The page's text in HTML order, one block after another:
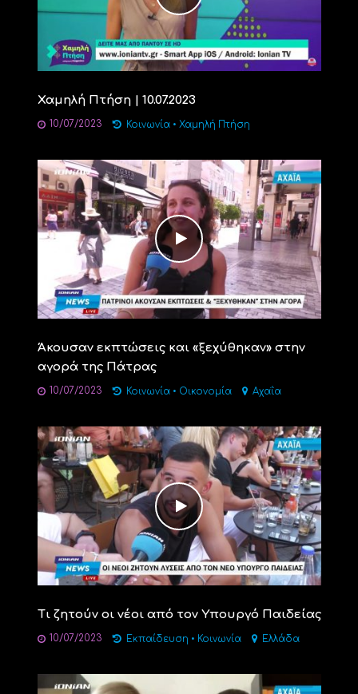
Χαμηλή Πτήση | 10.07.2023
10/07/2023 Κοινωνία • Χαμηλή Πτήση
Άκουσαν εκπτώσεις και «ξεχύθηκαν» στην
αγορά της Πάτρας
10/07/2023 Κοινωνία • Οικονομία Αχαΐα
Τι ζητούν οι νέοι από τον Υπουργό Παιδείας
10/07/2023 Εκπαίδευση • Κοινωνία Ελλάδα